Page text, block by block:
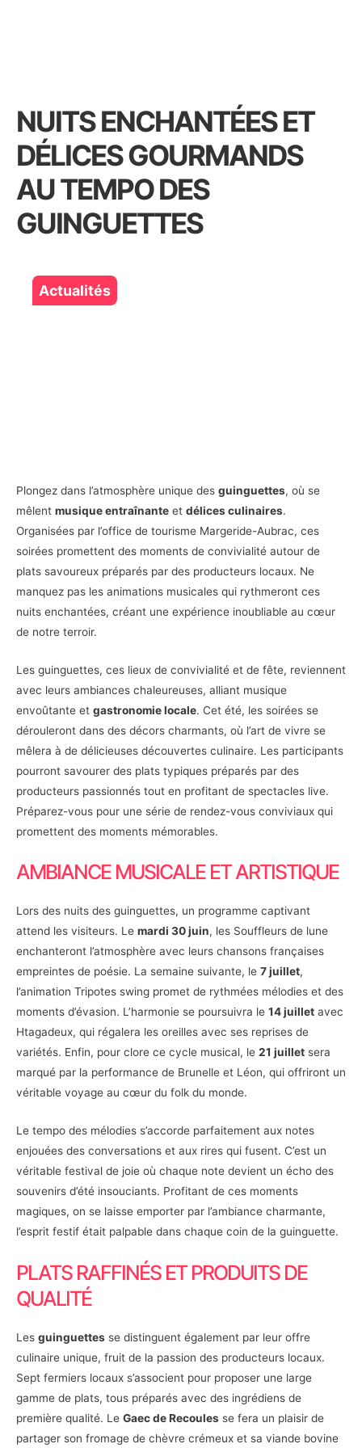
NUITS ENCHANTÉES ET
DÉLICES GOURMANDS
AU TEMPO DES
GUINGUETTES
Actualités
Plongez dans l’atmosphère unique des guinguettes, où se
mêlent musique entraînante et délices culinaires.
Organisées par l’office de tourisme Margeride-Aubrac, ces
soirées promettent des moments de convivialité autour de
plats savoureux préparés par des producteurs locaux. Ne
manquez pas les animations musicales qui rythmeront ces
nuits enchantées, créant une expérience inoubliable au cœur
de notre terroir.
Les guinguettes, ces lieux de convivialité et de fête, reviennent
avec leurs ambiances chaleureuses, alliant musique
envoûtante et gastronomie locale. Cet été, les soirées se
dérouleront dans des décors charmants, où l’art de vivre se
mêlera à de délicieuses découvertes culinaire. Les participants
pourront savourer des plats typiques préparés par des
producteurs passionnés tout en profitant de spectacles live.
Préparez-vous pour une série de rendez-vous conviviaux qui
promettent des moments mémorables.
AMBIANCE MUSICALE ET ARTISTIQUE
Lors des nuits des guinguettes, un programme captivant
attend les visiteurs. Le mardi 30 juin, les Souffleurs de lune
enchanteront l’atmosphère avec leurs chansons françaises
empreintes de poésie. La semaine suivante, le 7 juillet,
l’animation Tripotes swing promet de rythmées mélodies et des
moments d’évasion. L’harmonie se poursuivra le 14 juillet avec
Htagadeux, qui régalera les oreilles avec ses reprises de
variétés. Enfin, pour clore ce cycle musical, le 21 juillet sera
marqué par la performance de Brunelle et Léon, qui offriront un
véritable voyage au cœur du folk du monde.
Le tempo des mélodies s’accorde parfaitement aux notes
enjouées des conversations et aux rires qui fusent. C’est un
véritable festival de joie où chaque note devient un écho des
souvenirs d’été insouciants. Profitant de ces moments
magiques, on se laisse emporter par l’ambiance charmante,
l’esprit festif était palpable dans chaque coin de la guinguette.
PLATS RAFFINÉS ET PRODUITS DE
QUALITÉ
Les guinguettes se distinguent également par leur offre
culinaire unique, fruit de la passion des producteurs locaux.
Sept fermiers locaux s’associent pour proposer une large
gamme de plats, tous préparés avec des ingrédiens de
première qualité. Le Gaec de Recoules se fera un plaisir de
partager son fromage de chèvre crémeux et sa viande bovine